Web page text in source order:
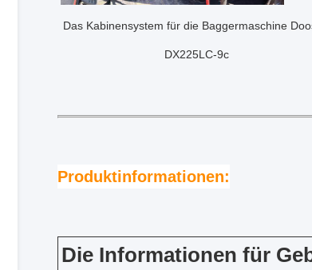
Das Kabinensystem für die Baggermaschine
DX225LC-9c
Produktinformationen:
Die Informationen für